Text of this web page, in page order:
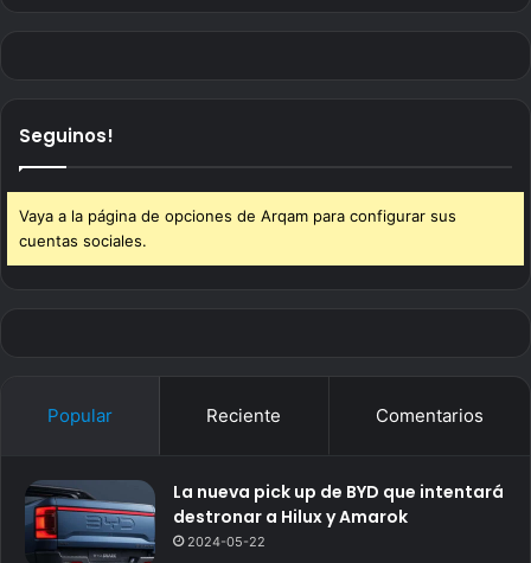
Seguinos!
Vaya a la página de opciones de Arqam para configurar sus
cuentas sociales.
Popular Reciente Comentarios
La nueva pick up de BYD que intentará
destronar a Hilux y Amarok
2024-05-22